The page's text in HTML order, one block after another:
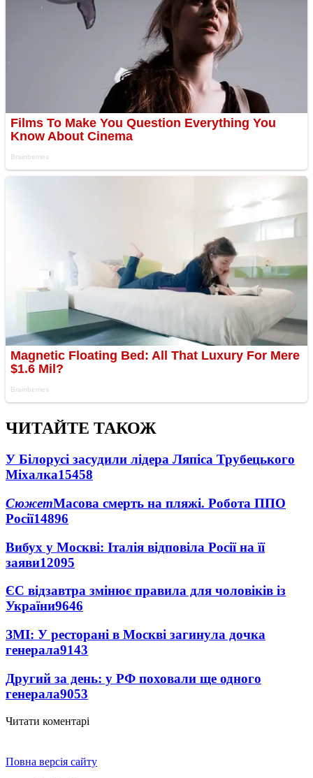
ЧИТАЙТЕ ТАКОЖ
У Білорусі засудили лідера Ляпіса Трубецького
Міхалка15458
СюжетМасова смерть на пляжі. Робота ППО
Росії14896
Вибух у Москві: Італія відповіла Росії на її
заяви12095
ЄС відзавтра змінює правила для чоловіків із
України9646
ЗМІ: У ресторані в Москві загинула дочка
генерала9143
Другий за день: у РФ поховали ще одного
генерала9053
Читати коментарі
Повна версія сайту